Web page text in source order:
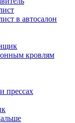
в автосалон
кровлям
прессах